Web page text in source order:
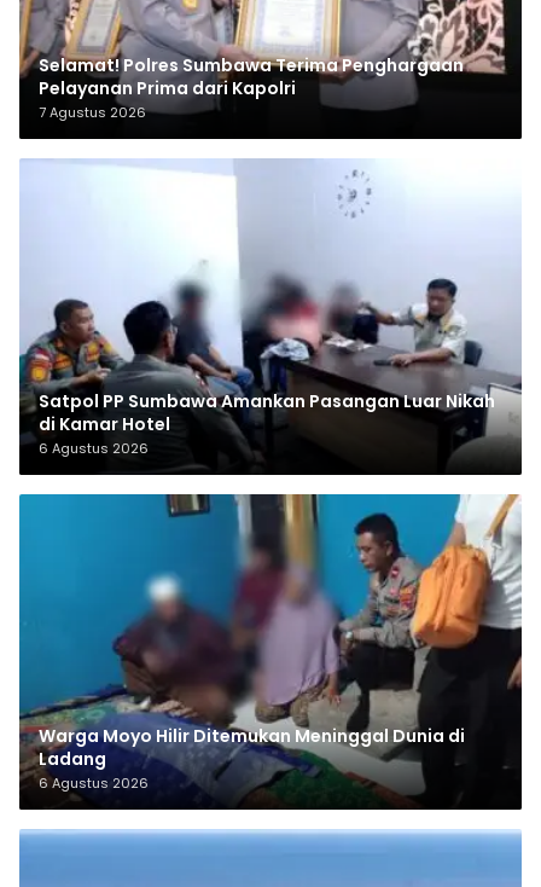
Selamat! Polres Sumbawa Terima Penghargaan
Pelayanan Prima dari Kapolri
7 Agustus 2026
Satpol PP Sumbawa Amankan Pasangan Luar Nikah
di Kamar Hotel
6 Agustus 2026
Warga Moyo Hilir Ditemukan Meninggal Dunia di
Ladang
6 Agustus 2026